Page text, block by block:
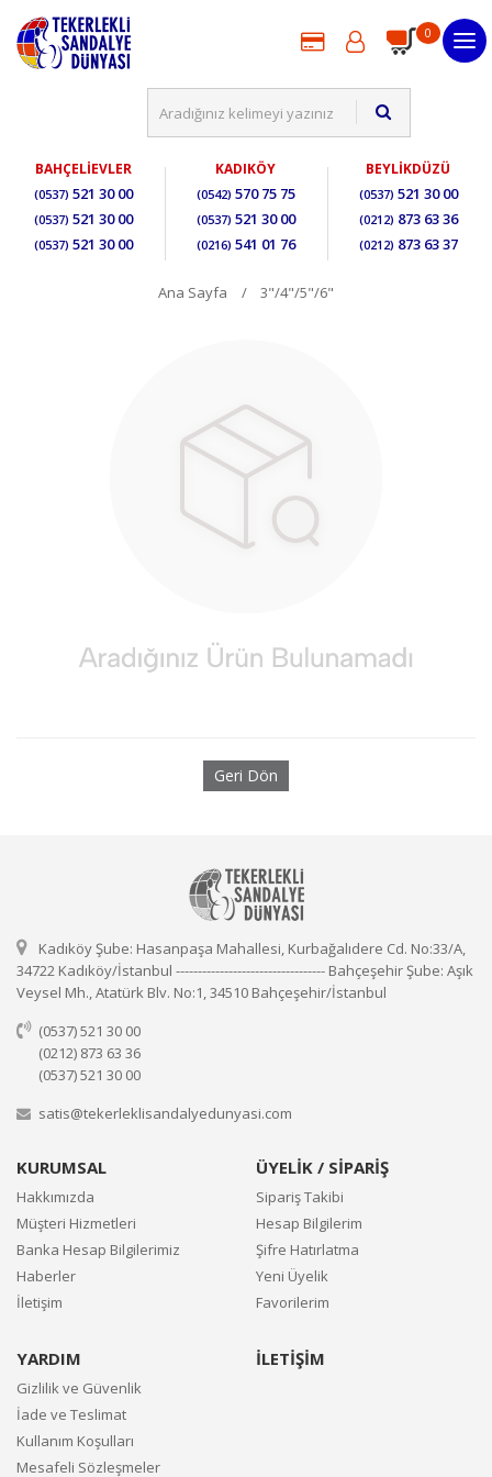
0
BAHÇELİEVLER
(0537) 521 30 00
(0537) 521 30 00
(0537) 521 30 00
KADIKÖY
(0542) 570 75 75
(0537) 521 30 00
(0216) 541 01 76
BEYLİKDÜZÜ
(0537) 521 30 00
(0212) 873 63 36
(0212) 873 63 37
Ana Sayfa 3"/4"/5"/6"
Geri Dön
Kadıköy Şube: Hasanpaşa Mahallesi, Kurbağalıdere Cd. No:33/A,
34722 Kadıköy/İstanbul ---------------------------------- Bahçeşehir Şube: Aşık
Veysel Mh., Atatürk Blv. No:1, 34510 Bahçeşehir/İstanbul
(0537) 521 30 00
(0212) 873 63 36
(0537) 521 30 00
satis@tekerleklisandalyedunyasi.com
KURUMSAL
Hakkımızda
Müşteri Hizmetleri
Banka Hesap Bilgilerimiz
Haberler
İletişim
ÜYELİK / SİPARİŞ
Sipariş Takibi
Hesap Bilgilerim
Şifre Hatırlatma
Yeni Üyelik
Favorilerim
YARDIM
Gizlilik ve Güvenlik
İade ve Teslimat
Kullanım Koşulları
Mesafeli Sözleşmeler
İLETİŞİM